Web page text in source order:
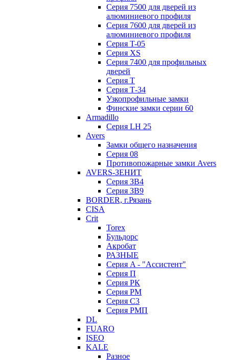
Серия 7500 для дверей из
алюминиевого профиля
Серия 7600 для дверей из
алюминиевого профиля
Серия T-05
Серия XS
Серия 7400 для профильных
дверей
Серия Т
Серия Т-34
Узкопрофильные замки
Финские замки серии 60
Armadillo
Серия LH 25
Avers
Замки общего назначения
Серия 08
Противопожарные замки Avers
AVERS-ЗЕНИТ
Серия ЗВ4
Серия ЗВ9
BORDER, г.Рязань
CISA
Crit
Torex
Бульдорс
Акробат
РАЗНЫЕ
Серия A - "Ассистент"
Серия П
Серия РК
Серия РМ
Серия С3
Серия РМП
DL
FUARO
ISEO
KALE
Разное